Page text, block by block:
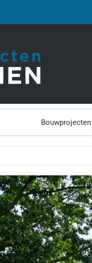
Bouwprojecten